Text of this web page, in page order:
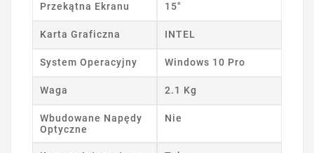
Przekątna Ekranu 15"
Karta Graficzna INTEL
System Operacyjny Windows 10 Pro
Waga 2.1 Kg
Wbudowane Napędy
Optyczne
Nie